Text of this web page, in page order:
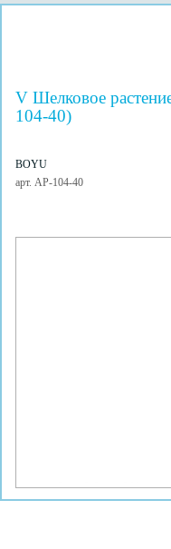
V Шелковое
104-40)
BOYU
арт. AP-104-40